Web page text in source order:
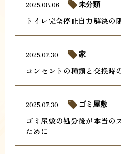
トイレ完全停止自力解決の
2025.08.06 未分類
コンセントの種類と交換時
2025.07.30 家
ゴミ屋敷の処分後が本当の
ために
2025.07.30 ゴミ屋敷